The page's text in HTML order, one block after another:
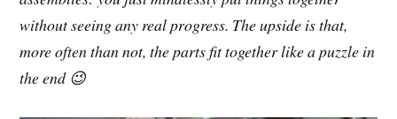
without seeing any real progress. The upside is that,
more often than not, the parts fit together like a puzzle in
the end 😉